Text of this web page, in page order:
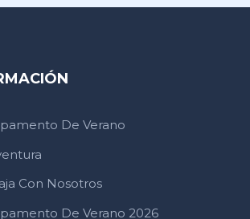
De Verano
Con Nosotros
De Verano 2026